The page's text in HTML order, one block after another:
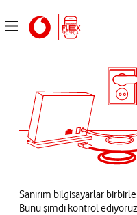
Sanırım bilgisayarlar
Bunu şimdi kontrol